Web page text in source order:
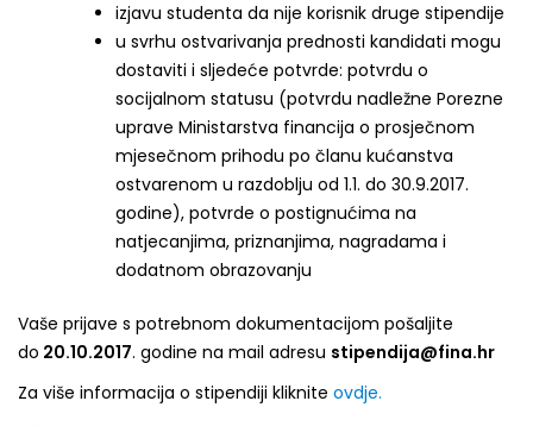
izjavu studenta da nije korisnik druge stipendije
u svrhu ostvarivanja prednosti kandidati mogu
dostaviti i sljedeće potvrde: potvrdu o
socijalnom statusu (potvrdu nadležne Porezne
uprave Ministarstva financija o prosječnom
mjesečnom prihodu po članu kućanstva
ostvarenom u razdoblju od 1.1. do 30.9.2017.
godine), potvrde o postignućima na
natjecanjima, priznanjima, nagradama i
dodatnom obrazovanju
Vaše prijave s potrebnom dokumentacijom pošaljite
do 20.10.2017. godine na mail adresu stipendija@fina.hr
Za više informacija o stipendiji kliknite ovdje.